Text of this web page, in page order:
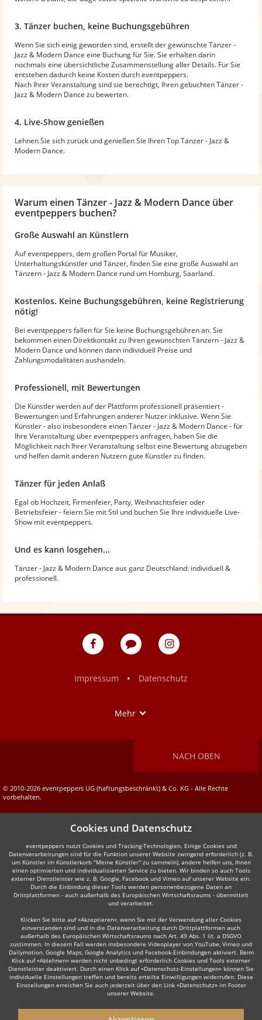
3. Tänzer buchen, keine Buchungsgebühren
Wenn Sie sich einig geworden sind, erstellt der gewünschte Tänzer -
Jazz & Modern Dance eine Buchung für Sie. Sie erhalten darin
nochmals eine übersichtliche Zusammenstellung aller Details. Für Sie
entstehen dadurch keine Kosten durch eventpeppers.
Nach Ihrer Veranstaltung sind sie berechtigt, Ihren gebuchten Tänzer -
Jazz & Modern Dance zu bewerten.
4. Live-Show genießen
Lehnen Sie sich zurück und genießen Sie Ihren Top Tänzer - Jazz &
Modern Dance.
Warum einen Tänzer - Jazz & Modern Dance über
eventpeppers buchen?
Große Auswahl an Künstlern
Auf eventpeppers, dem großen Portal für Musiker,
Unterhaltungskünstler und Tänzer, finden Sie eine große Auswahl an
Tänzern - Jazz & Modern Dance rund um Homburg, Saarland.
Kostenlos. Keine Buchungsgebühren, keine Registrierung
nötig!
Bei eventpeppers fallen für Sie keine Buchungsgebühren an. Sie
bekommen einen Direktkontakt zu Ihren gewünschten Tänzern - Jazz &
Modern Dance und können dann individuell Preise und
Zahlungsmodalitäten aushandeln.
Professionell, mit Bewertungen
Die Künstler werden auf der Plattform professionell präsentiert -
Bewertungen und Erfahrungen anderer Nutzer inklusive. Wenn Sie
Künstler - also insbesondere einen Tänzer - Jazz & Modern Dance - für
Ihre Veranstaltung über eventpeppers anfragen, haben Sie die
Möglichkeit nach Ihrer Veranstaltung selbst eine Bewertung abzugeben
und helfen damit anderen Nutzern gute Künstler zu finden.
Tänzer für jeden Anlaß
Egal ob Hochzeit, Firmenfeier, Party, Weihnachtsfeier oder
Betriebsfeier - feiern Sie mit Stil und buchen Sie Ihre individuelle Live-
Show mit eventpeppers.
Und es kann losgehen...
Tänzer - Jazz & Modern Dance aus ganz Deutschland: individuell &
professionell.
eventpeppers
Blog
eventpeppers
Impressum
• Datenschutz
Mehr
NACH OBEN
© 2010-2026 eventpeppers UG (haftungsbeschränkt) & Co. KG - Alle Rechte
vorbehalten.
Cookies und Datenschutz
eventpeppers nutzt Cookies und Tracking-Technologien. Einige Cookies und
Datenverarbeitungen sind für die Funktion unserer Website zwingend erforderlich (z. B.
um Künstler im Künstlerkorb "Meine Künstler" zu sammeln), andere helfen uns, Ihnen
einen optimierten und individualisierten Service zu bieten. Wir binden so auch Tools
externer Dienstleister wie z. B. Google, Facebook und Vimeo auf unserer Website ein.
Durch die Einbindung dieser Tools werden personenbezogene Daten an
Drittplattformen - auch außerhalb des Europäischen Wirtschaftsraums - übermittelt
und verarbeitet.
Klicken Sie bitte auf «Akzeptieren», wenn Sie mit der Verwendung aller Cookies
einverstanden sind und in die Datenverarbeitung durch Drittplattformen auch
außerhalb des Europäischen Wirtschaftsraums nach Art. 49 Abs. 1 lit. a DSGVO
zustimmen. In diesem Fall werden insbesondere Videoplayer von YouTube, Vimeo und
Dailymotion, Google Maps, Google Analytics und Facebook-Einbindungen aktiviert. Beim
Klick auf «Ablehnen» werden nicht unbedingt erforderlich Cookies und Tools externer
Dienstleister deaktiviert. Durch einen Klick auf «Datenschutz-Einstellungen» können Sie
individuelle Einstellungen treffen und bereits erteilte Einwilligungen widerrufen. Diese
Einstellungen erreichen Sie auch jederzeit über den Link «Datenschutz» im Footer
unserer Website.